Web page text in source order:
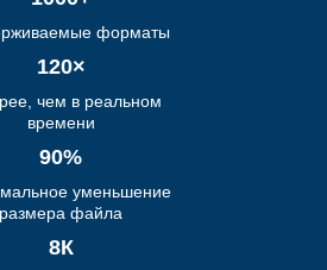
форматы
120×
чем в реальном
времени
90%
уменьшение
размера файла
8К